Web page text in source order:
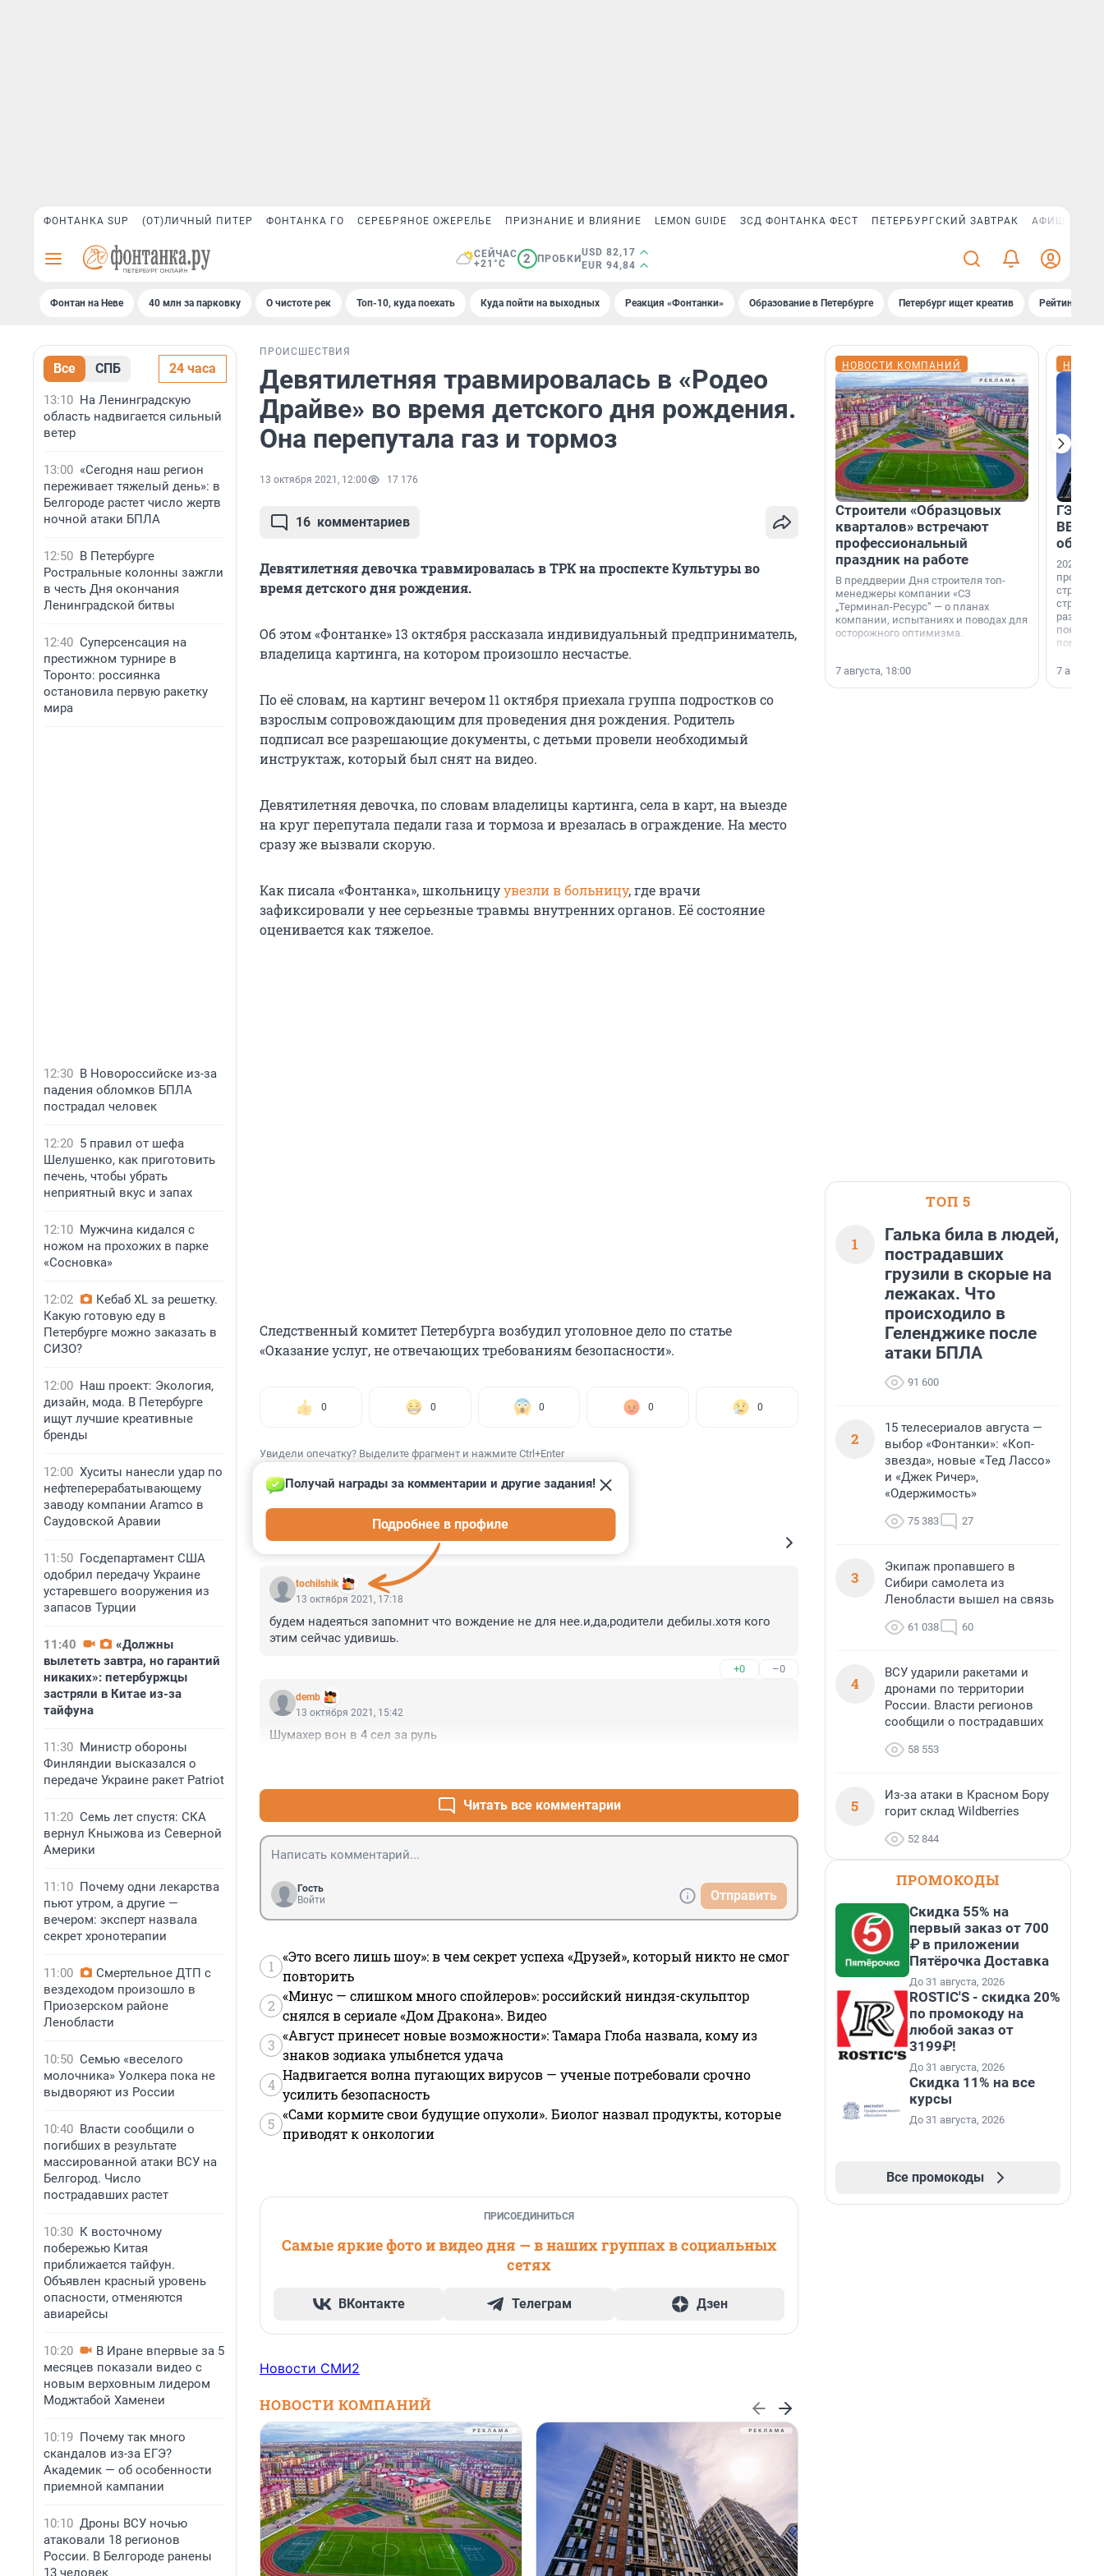
ФОНТАНКА SUP (ОТ)ЛИЧНЫЙ ПИТЕР ФОНТАНКА ГО СЕРЕБРЯНОЕ ОЖЕРЕЛЬЕ ПРИЗНАНИЕ И ВЛИЯНИЕ LEMON GUIDE ЗСД ФОНТАНКА ФЕСТ ПЕТЕРБУРГСКИЙ ЗАВТРАК АФИША PLUS
СЕЙЧАС
+21°C
2 ПРОБКИ
USD 82,17
EUR 94,84
Фонтан на Неве 40 млн за парковку О чистоте рек Топ-10, куда поехать Куда пойти на выходных Реакция «Фонтанки» Образование в Петербурге Петербург ищет креатив Рейтинги
Все СПБ 24 часа
13:10 На Ленинградскую
область надвигается сильный
ветер
13:00 «Сегодня наш регион
переживает тяжелый день»: в
Белгороде растет число жертв
ночной атаки БПЛА
12:50 В Петербурге
Ростральные колонны зажгли
в честь Дня окончания
Ленинградской битвы
12:40 Суперсенсация на
престижном турнире в
Торонто: россиянка
остановила первую ракетку
мира
12:30 В Новороссийске из-за
падения обломков БПЛА
пострадал человек
12:20 5 правил от шефа
Шелушенко, как приготовить
печень, чтобы убрать
неприятный вкус и запах
12:10 Мужчина кидался с
ножом на прохожих в парке
«Сосновка»
12:02
Кебаб XL за решетку.
Какую готовую еду в
Петербурге можно заказать в
СИЗО?
12:00 Наш проект: Экология,
дизайн, мода. В Петербурге
ищут лучшие креативные
бренды
12:00 Хуситы нанесли удар по
нефтеперерабатывающему
заводу компании Aramco в
Саудовской Аравии
11:50 Госдепартамент США
одобрил передачу Украине
устаревшего вооружения из
запасов Турции
11:40
«Должны
вылететь завтра, но гарантий
никаких»: петербуржцы
застряли в Китае из-за
тайфуна
11:30 Министр обороны
Финляндии высказался о
передаче Украине ракет Patriot
11:20 Семь лет спустя: СКА
вернул Кныжова из Северной
Америки
11:10 Почему одни лекарства
пьют утром, а другие —
вечером: эксперт назвала
секрет хронотерапии
11:00
Смертельное ДТП с
вездеходом произошло в
Приозерском районе
Ленобласти
10:50 Семью «веселого
молочника» Уолкера пока не
выдворяют из России
10:40 Власти сообщили о
погибших в результате
массированной атаки ВСУ на
Белгород. Число
пострадавших растет
10:30 К восточному
побережью Китая
приближается тайфун.
Объявлен красный уровень
опасности, отменяются
авиарейсы
10:20
В Иране впервые за 5
месяцев показали видео с
новым верховным лидером
Моджтабой Хаменеи
10:19 Почему так много
скандалов из-за ЕГЭ?
Академик — об особенности
приемной кампании
10:10 Дроны ВСУ ночью
атаковали 18 регионов
России. В Белгороде ранены
13 человек
ПРОИСШЕСТВИЯ
Девятилетняя травмировалась в «Родео
Драйве» во время детского дня рождения.
Она перепутала газ и тормоз
13 октября 2021, 12:00 17 176
16 комментариев
Девятилетняя девочка травмировалась в ТРК на проспекте Культуры во
время детского дня рождения.
Об этом «Фонтанке» 13 октября рассказала индивидуальный предприниматель,
владелица картинга, на котором произошло несчастье.
По её словам, на картинг вечером 11 октября приехала группа подростков со
взрослым сопровождающим для проведения дня рождения. Родитель
подписал все разрешающие документы, с детьми провели необходимый
инструктаж, который был снят на видео.
Девятилетняя девочка, по словам владелицы картинга, села в карт, на выезде
на круг перепутала педали газа и тормоза и врезалась в ограждение. На место
сразу же вызвали скорую.
Как писала «Фонтанка», школьницуувезли в больницу, где врачи
зафиксировали у нее серьезные травмы внутренних органов. Её состояние
оценивается как тяжелое.
Следственный комитет Петербурга возбудил уголовное дело по статье
«Оказание услуг, не отвечающих требованиям безопасности».
0 0 0 0 0
Увидели опечатку? Выделите фрагмент и нажмите Ctrl+Enter
КОММЕНТАРИИ 16
tochilshik
Получай награды за комментарии и другие задания!
Подробнее в профиле
13 октября 2021, 17:18
будем надеяться запомнит что вождение не для нее.и,да,родители дебилы.хотя кого
этим сейчас удивишь.
+0 –0
demb
13 октября 2021, 15:42
Шумахер вон в 4 сел за руль
Читать все комментарии
Гость
Войти
Отправить
1
«Это всего лишь шоу»: в чем секрет успеха «Друзей», который никто не смог
повторить
2
«Минус — слишком много спойлеров»: российский ниндзя-скульптор
снялся в сериале «Дом Дракона». Видео
3
«Август принесет новые возможности»: Тамара Глоба назвала, кому из
знаков зодиака улыбнется удача
4
Надвигается волна пугающих вирусов — ученые потребовали срочно
усилить безопасность
5
«Сами кормите свои будущие опухоли». Биолог назвал продукты, которые
приводят к онкологии
ПРИСОЕДИНИТЬСЯ
Самые яркие фото и видео дня — в наших группах в социальных
сетях
ВКонтакте Телеграм Дзен
Новости СМИ2
НОВОСТИ КОМПАНИЙ
НОВОСТИ КОМПАНИЙ
Строители «Образцовых
кварталов» встречают
профессиональный
праздник на работе
В преддверии Дня строителя топ-
менеджеры компании «СЗ
„Терминал-Ресурс“ — о планах
компании, испытаниях и поводах для
осторожного оптимизма.
7 августа, 18:00
ГЭС,
ВВП: в
об
2026-й —
раз. В
7
ТОП 5
1
Галька била в людей,
пострадавших
грузили в скорые на
лежаках. Что
происходило в
Геленджике после
атаки БПЛА
91 600
2
15 телесериалов августа —
выбор «Фонтанки»: «Коп-
звезда», новые «Тед Лассо»
и «Джек Ричер»,
«Одержимость»
75 383 27
3
Экипаж пропавшего в
Сибири самолета из
Ленобласти вышел на связь
61 038 60
4
ВСУ ударили ракетами и
дронами по территории
России. Власти регионов
сообщили о пострадавших
58 553
5
Из-за атаки в Красном Бору
горит склад Wildberries
52 844
ПРОМОКОДЫ
Скидка 55% на
первый заказ от 700
₽ в приложении
Пятёрочка Доставка
До 31 августа, 2026
ROSTIC'S - скидка 20%
по промокоду на
любой заказ от
3199₽!
До 31 августа, 2026
Скидка 11% на все
курсы
До 31 августа, 2026
Все промокоды